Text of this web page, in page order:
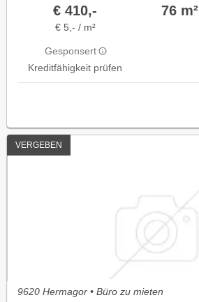
€ 410,-
€ 5,- / m²
Gesponsert
Kreditfähigkeit prüfen
76 m²
VERGEBEN
9620 Hermagor • Büro zu mieten